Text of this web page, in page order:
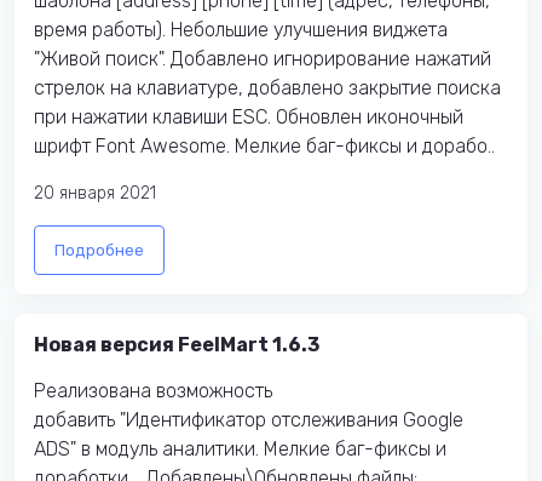
время работы). Небольшие улучшения виджета
"Живой поиск". Добавлено игнорирование нажатий
стрелок на клавиатуре, добавлено закрытие поиска
при нажатии клавиши ESC. Обновлен иконочный
шрифт Font Awesome. Мелкие баг-фиксы и дорабо..
20 января 2021
Подробнее
Новая версия FeelMart 1.6.3
Реализована возможность
добавить "Идентификатор отслеживания Google
ADS" в модуль аналитики. Мелкие баг-фиксы и